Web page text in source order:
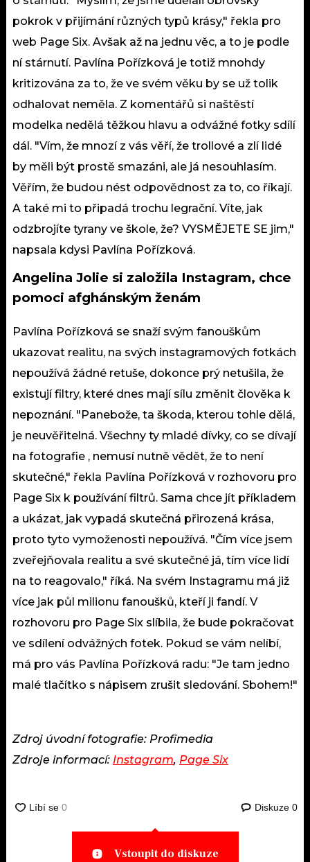
pokrok v přijímání různých typů krásy," řekla pro
web Page Six. Avšak až na jednu věc, a to je podle
ní stárnutí. Pavlína Pořízková je totiž mnohdy
kritizována za to, že ve svém věku by se už tolik
odhalovat neměla. Z komentářů si naštěstí
modelka nedělá těžkou hlavu a odvážné fotky sdílí
dál. "Vím, že mnozí z vás věří, že trollové a zlí lidé
by měli být prostě smazáni, ale já nesouhlasím.
Věřím, že budou nést odpovědnost za to, co říkají.
A také mi to připadá trochu legrační. Víte, jak
odzbrojíte tyrany ve škole, že? VYSMĚJETE SE jim,"
napsala kdysi Pavlína Pořízková.
Angelina Jolie si založila Instagram, chce
pomoci afghánským ženám
Pavlína Pořízková se snaží svým fanouškům
ukazovat realitu, na svých instagramových fotkách
nepoužívá žádné retuše, dokonce prý netušila, že
existují filtry, které dnes mají sílu změnit člověka k
nepoznání. "Panebože, ta škoda, kterou tohle dělá,
je neuvěřitelná. Všechny ty mladé dívky, co se dívají
na fotografie , nemusí nutně vědět, že to není
skutečné," řekla Pavlína Pořízková v rozhovoru pro
Page Six k používání filtrů. Sama chce jít příkladem
a ukázat, jak vypadá skutečná přirozená krása,
proto tyto vymoženosti nepoužívá. "Čím více jsem
zveřejňovala realitu a své skutečné já, tím více lidí
na to reagovalo," říká. Na svém Instagramu má již
více jak půl milionu fanoušků, kteří ji fandí. V
rozhovoru pro Page Six slíbila, že bude pokračovat
ve sdílení odvážných fotek. Pokud se vám nelíbí,
má pro vás Pavlína Pořízková radu: "Je tam jedno
malé tlačítko s nápisem zrušit sledování. Sbohem!"
Zdroj úvodní fotografie: Profimedia
Zdroje informací: Instagram, Page Six
Diskuze 0
Vstoupit do diskuze